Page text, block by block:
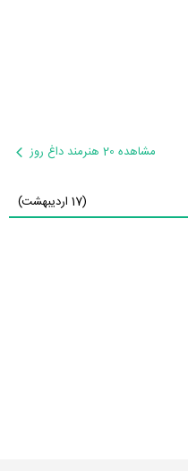
مشاهده 20 هنرمند داغ روز
(17 اردیبهشت)